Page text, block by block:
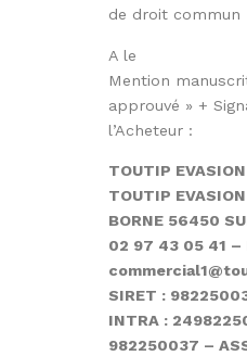
de droit commun
A le
Mention
approuvé » +
l’Acheteur :
TOUTIP
TOUTIP
BORNE 56450
02 97 43 05 41 –
SIRET :
INTRA :
982250037 –